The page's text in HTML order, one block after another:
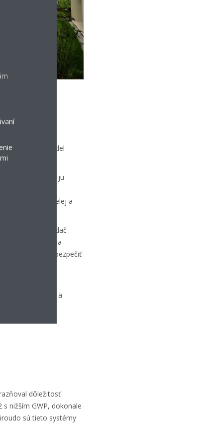
vnútorný model
možnosťou, aby ju
modely sú k
panelu a v bielej a
k dispozícii ovládač
aplikácia
a zabezpečiť
bez potreby
režimu a
dôležitosť
nižším GWP, dokonale
sú tieto systémy